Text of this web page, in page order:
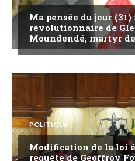
Ma pensée du jour (31)
révolutionnaire de
Moundendé, martyr
POLITIQUE
Modification de la loi
requête de Geoffroy